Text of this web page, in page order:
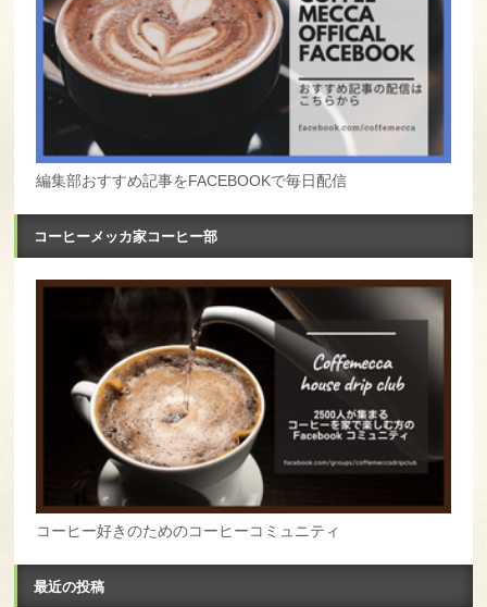
編集部おすすめ記事をFACEBOOKで毎日配信
コーヒーメッカ家コーヒー部
コーヒー好きのためのコーヒーコミュニティ
最近の投稿